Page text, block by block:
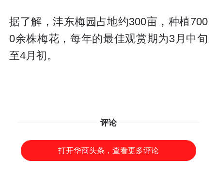
据了解，沣东梅园占地约300亩，种植700
0余株梅花，每年的最佳观赏期为3月中旬
至4月初。
评论
打开华商头条，查看更多评论